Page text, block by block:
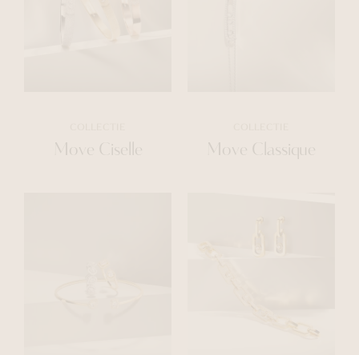
Move Ciselle Move Classique